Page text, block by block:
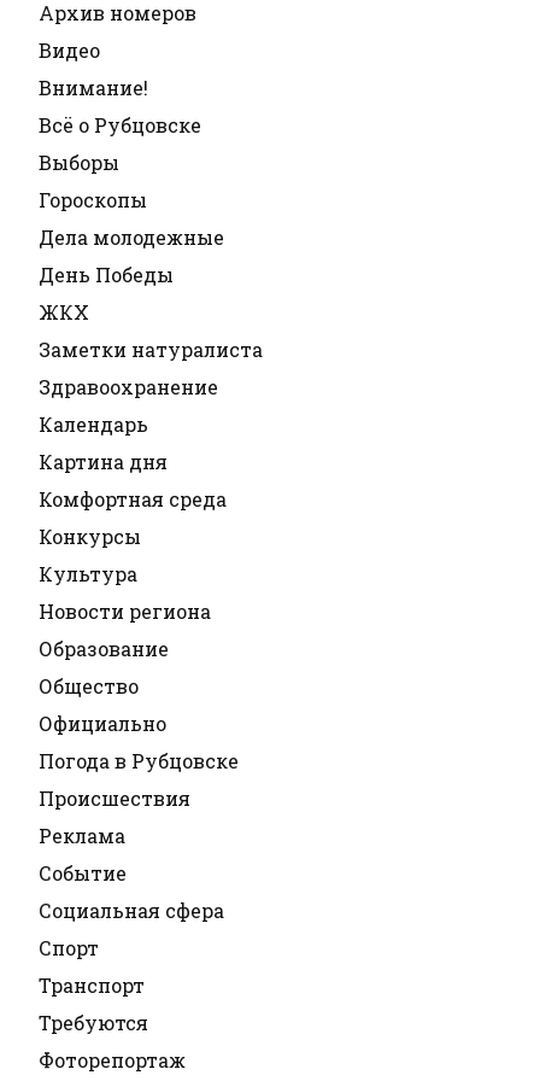
Архив номеров
Видео
Внимание!
Всё о Рубцовске
Выборы
Гороскопы
Дела молодежные
День Победы
ЖКХ
Заметки натуралиста
Здравоохранение
Календарь
Картина дня
Комфортная среда
Конкурсы
Культура
Новости региона
Образование
Общество
Официально
Погода в Рубцовске
Происшествия
Реклама
Событие
Социальная сфера
Спорт
Транспорт
Требуются
Фоторепортаж